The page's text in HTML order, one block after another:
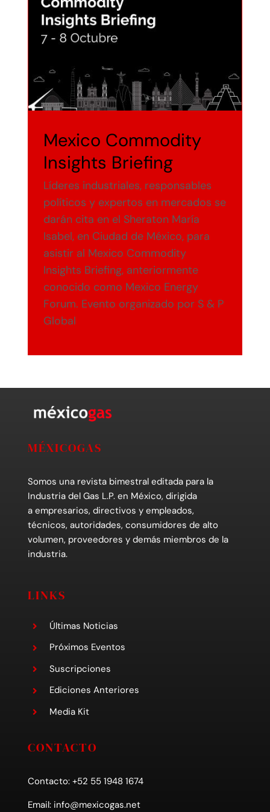
Precio del Gas LP
Diplomado en Gas LP
Mexico Commodity
Insights Briefing
Líderes industriales, responsables
políticos y expertos en mercados se
darán cita en el Sheraton María
Isabel, en Ciudad de México, para
asistir al Mexico Commodity
Insights Briefing, anteriormente
conocido como Mexico Energy
Forum. Evento organizado por S & P
Global
MÉXICOGAS
Somos una revista bimestral editada para la
Industria del Gas L.P. en México, dirigida
a empresarios, directivos y empleados,
técnicos, autoridades, consumidores de alto
volumen, proveedores y demás miembros de la
industria.
LINKS
Últimas Noticias
Próximos Eventos
Suscripciones
Ediciones Anteriores
Media Kit
CONTACTO
Contacto: +52 55 1948 1674
Email: info@mexicogas.net